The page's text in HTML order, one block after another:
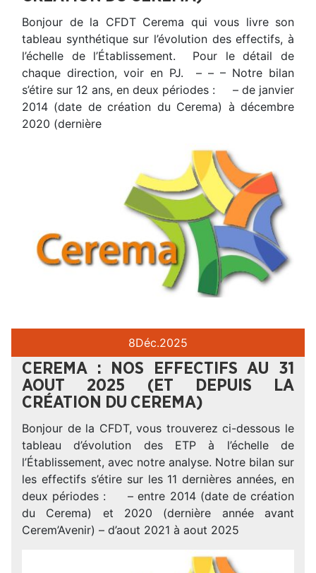
Bonjour de la CFDT Cerema qui vous livre son
tableau synthétique sur l’évolution des effectifs, à
l’échelle de l’Établissement. Pour le détail de
chaque direction, voir en PJ. – – – Notre bilan
s’étire sur 12 ans, en deux périodes : – de janvier
2014 (date de création du Cerema) à décembre
2020 (dernière
8Déc.2025
CEREMA : NOS EFFECTIFS AU 31
AOUT 2025 (ET DEPUIS LA
CRÉATION DU CEREMA)
Bonjour de la CFDT, vous trouverez ci-dessous le
tableau d’évolution des ETP à l’échelle de
l’Établissement, avec notre analyse. Notre bilan sur
les effectifs s’étire sur les 11 dernières années, en
deux périodes : – entre 2014 (date de création
du Cerema) et 2020 (dernière année avant
Cerem’Avenir) – d’aout 2021 à aout 2025